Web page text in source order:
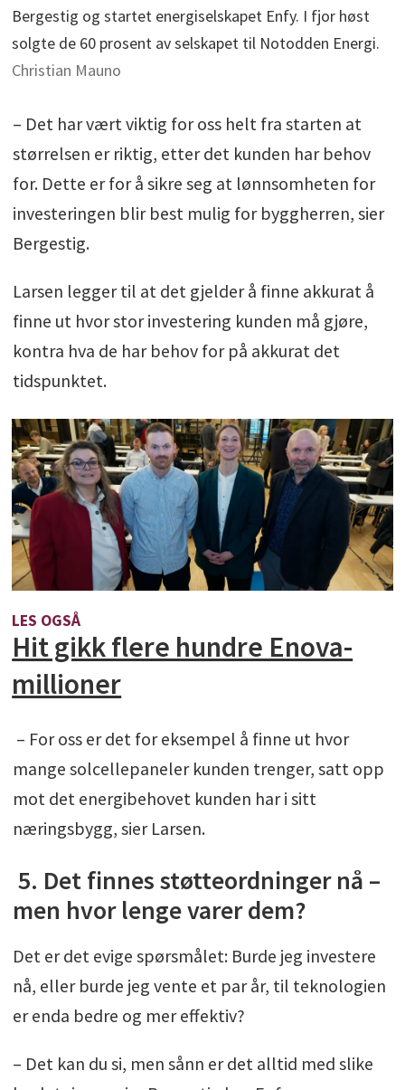
Bergestig og startet energiselskapet Enfy. I fjor høst
solgte de 60 prosent av selskapet til Notodden Energi.
Christian Mauno
– Det har vært viktig for oss helt fra starten at
størrelsen er riktig, etter det kunden har behov
for. Dette er for å sikre seg at lønnsomheten for
investeringen blir best mulig for byggherren, sier
Bergestig.
Larsen legger til at det gjelder å finne akkurat å
finne ut hvor stor investering kunden må gjøre,
kontra hva de har behov for på akkurat det
tidspunktet.
LES OGSÅ
Hit gikk flere hundre Enova-
millioner
– For oss er det for eksempel å finne ut hvor
mange solcellepaneler kunden trenger, satt opp
mot det energibehovet kunden har i sitt
næringsbygg, sier Larsen.
5. Det finnes støtteordninger nå –
men hvor lenge varer dem?
Det er det evige spørsmålet: Burde jeg investere
nå, eller burde jeg vente et par år, til teknologien
er enda bedre og mer effektiv?
– Det kan du si, men sånn er det alltid med slike